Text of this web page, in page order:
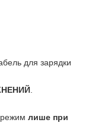
для зарядки
.
режим лише при